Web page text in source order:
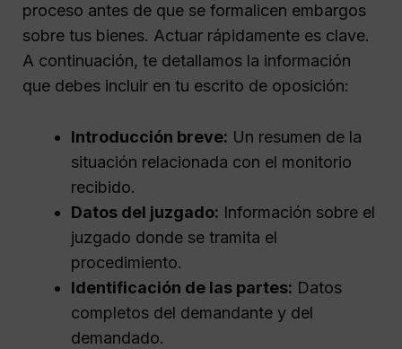
proceso antes de que se formalicen embargos
sobre tus bienes. Actuar rápidamente es clave.
A continuación, te detallamos la información
que debes incluir en tu escrito de oposición:
Introducción breve: Un resumen de la
situación relacionada con el monitorio
recibido.
Datos del juzgado: Información sobre el
juzgado donde se tramita el
procedimiento.
Identificación de las partes: Datos
completos del demandante y del
demandado.